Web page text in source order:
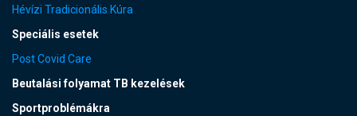
Hévízi Tradicionális Kúra
Speciális esetek
Post Covid Care
Beutalási folyamat TB kezelések
Sportproblémákra